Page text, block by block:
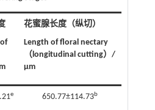
花蜜腺长度（纵切）
Length of floral nectary
（longitudinal cutting）/
μm
e 650.77±114.73b